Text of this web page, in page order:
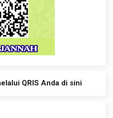
QRIS Anda di sini